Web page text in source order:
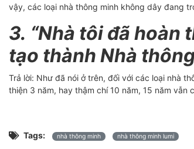
vậy, các loại nhà thông minh không dây đang
3. “Nhà tôi đã hoàn
tạo thành Nhà
Trả lời: Như đã nói ở trên, đối với các loại nhà
thiện 3 năm, hay thậm chí 10 năm, 15 năm
Tags: nhà thông minh nhà thông minh lumi